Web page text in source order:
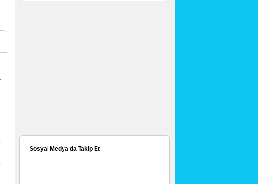
Sosyal Medya da Takip Et